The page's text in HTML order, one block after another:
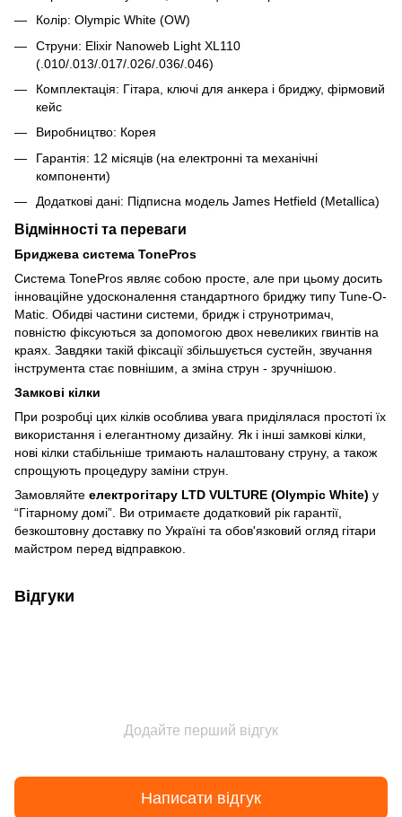
Колір: Olympic White (OW)
Струни: Elixir Nanoweb Light XL110
(.010/.013/.017/.026/.036/.046)
Комплектація: Гітара, ключі для анкера і бриджу, фірмовий
кейс
Виробництво: Корея
Гарантія: 12 місяців (на електронні та механічні
компоненти)
Додаткові дані: Підписна модель James Hetfield (Metallica)
Відмінності та переваги
Бриджева система TonePros
Система TonePros являє собою просте, але при цьому досить
інноваційне удосконалення стандартного бриджу типу Tune-O-
Matic. Обидві частини системи, бридж і струнотримач,
повністю фіксуються за допомогою двох невеликих гвинтів на
краях. Завдяки такій фіксації збільшується сустейн, звучання
інструмента стає повнішим, а зміна струн - зручнішою.
Замкові кілки
При розробці цих кілків особлива увага приділялася простоті їх
використання і елегантному дизайну. Як і інші замкові кілки,
нові кілки стабільніше тримають налаштовану струну, а також
спрощують процедуру заміни струн.
Замовляйте електрогітару LTD VULTURE (Olympic White) у
“Гітарному домі”. Ви отримаєте додатковий рік гарантії,
безкоштовну доставку по Україні та обов'язковий огляд гітари
майстром перед відправкою.
Відгуки
Додайте перший відгук
Написати відгук